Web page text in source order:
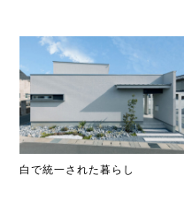
白で統一された暮らし